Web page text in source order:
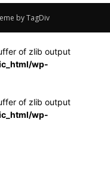
by TagDiv
of zlib output
wp-
of zlib output
wp-